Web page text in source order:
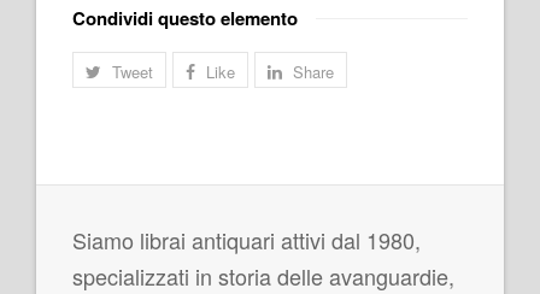
Condividi questo elemento
Tweet Like Share
Siamo librai antiquari attivi dal 1980,
specializzati in storia delle avanguardie,